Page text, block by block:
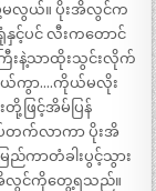
ဖို့မလွယ်။ ပိုးအိလွင်က
င့်ပင် လီးကတောင်
ြီးနဲ့သာထိုးသွင်းလိုက်
မယ်ကွာ….ကိုယ်မလိုး
ဖြင့်အိမ်ပြန်
ပ်တက်လာကာ ပိုးအိ
ကာတံခါးပွင့်သွား
အိလွင်ကိုတွေ့ရသည်။